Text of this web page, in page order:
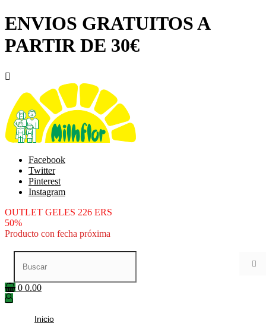
ENVIOS GRATUITOS A
PARTIR DE 30€

Facebook
Twitter
Pinterest
Instagram
OUTLET GELES 226 ERS
50%
Producto con fecha próxima

0 0.00
Inicio